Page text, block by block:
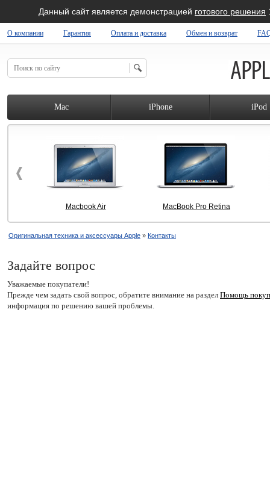
Данный сайт является демонстрацией готового решения
О компании Гарантия Оплата и доставка Обмен и возврат
Mac iPhone iPod
Macbook Air MacBook Pro Retina
Оригинальная техника и аксессуары Apple » Контакты
Задайте вопрос
Уважаемые покупатели!
Прежде чем задать свой вопрос, обратите внимание на раздел Помощь
информация по решению вашей проблемы.